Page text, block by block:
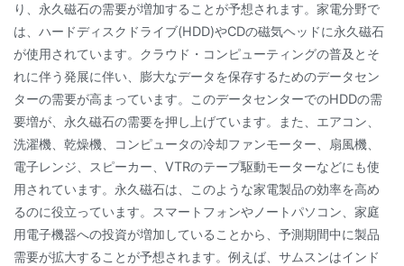
り、永久磁石の需要が増加することが予想されます。家電分野で
は、ハードディスクドライブ(HDD)やCDの磁気ヘッドに永久磁石
が使用されています。クラウド・コンピューティングの普及とそ
れに伴う発展に伴い、膨大なデータを保存するためのデータセン
ターの需要が高まっています。このデータセンターでのHDDの需
要増が、永久磁石の需要を押し上げています。また、エアコン、
洗濯機、乾燥機、コンピュータの冷却ファンモーター、扇風機、
電子レンジ、スピーカー、VTRのテープ駆動モーターなどにも使
用されています。永久磁石は、このような家電製品の効率を高め
るのに役立っています。スマートフォンやノートパソコン、家庭
用電子機器への投資が増加していることから、予測期間中に製品
需要が拡大することが予想されます。例えば、サムスンはインド